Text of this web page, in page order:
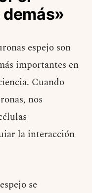
espejo son
importantes en
Cuando
nos
la interacción
se